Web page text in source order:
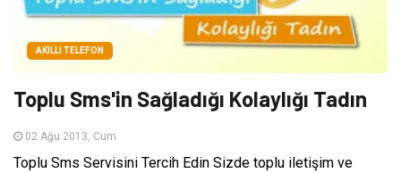
AKILLI TELEFON
Toplu Sms'in Sağladığı Kolaylığı Tadın
02 Ağu 2013, Cum
Toplu Sms Servisini Tercih Edin Sizde toplu iletişim ve